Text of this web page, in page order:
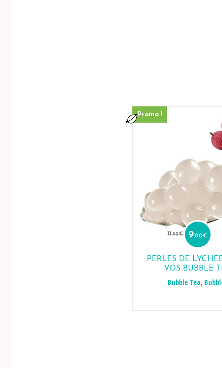
Promo !
11.50€
Le
prix
initial
11.50€.
9.00€
Le
PERLES DE
VOS BUBBLE
Bubble Tea,